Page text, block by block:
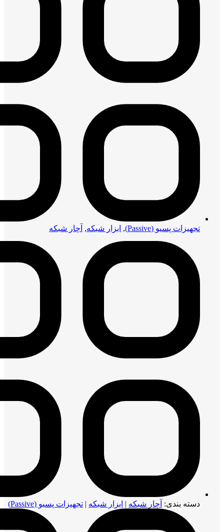
تجهیزات پسیو (Passive) , ابزار شبکه, آچار شبکه
دسته بندی: آچار شبکه | ابزار شبکه | تجهیزات پسیو (Passive)